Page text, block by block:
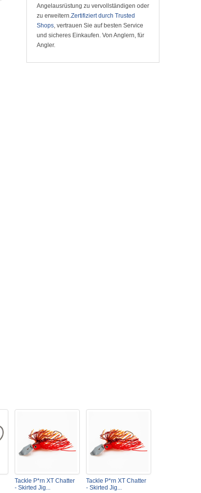
Angelausrüstung zu vervollständigen oder
zu erweitern.Zertifiziert durch Trusted
Shops, vertrauen Sie auf besten Service
und sicheres Einkaufen. Von Anglern, für
Angler.
Tackle P*rn XT Chatter
- Skirted Jig...
Tackle P*rn XT Chatter
- Skirted Jig...